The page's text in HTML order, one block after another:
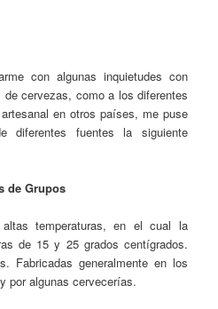
con algunas inquietudes con
cervezas, como a los diferentes
en otros países, me puse
fuentes la siguiente
de Grupos
temperaturas, en el cual la
de 15 y 25 grados centígrados.
Fabricadas generalmente en los
por algunas cervecerías.